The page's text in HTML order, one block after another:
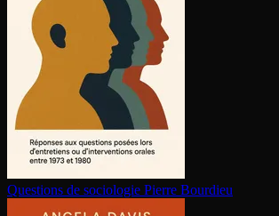
Questions de sociologie Pierre Bourdieu